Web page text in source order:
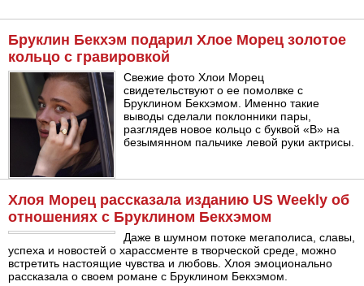
Бруклин Бекхэм подарил Хлое Морец золотое
кольцо с гравировкой
Свежие фото Хлои Морец
свидетельствуют о ее помолвке с
Бруклином Бекхэмом. Именно такие
выводы сделали поклонники пары,
разглядев новое кольцо с буквой «В» на
безымянном пальчике левой руки актрисы.
Хлоя Морец рассказала изданию US Weekly об
отношениях с Бруклином Бекхэмом
Даже в шумном потоке мегаполиса, славы,
успеха и новостей о харассменте в творческой среде, можно
встретить настоящие чувства и любовь. Хлоя эмоционально
рассказала о своем романе с Бруклином Бекхэмом.